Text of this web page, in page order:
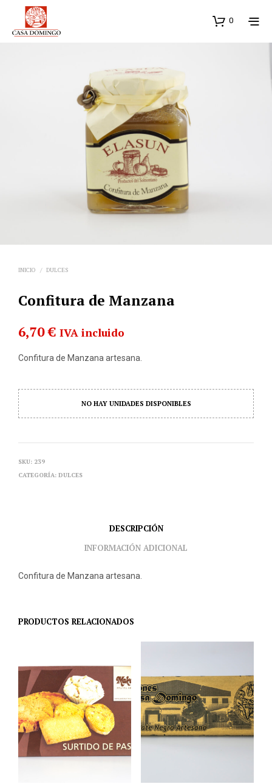
0
INICIO / DULCES
Confitura de Manzana
6,70€ IVA incluido
Confitura de Manzana artesana.
NO HAY UNIDADES DISPONIBLES
SKU: 239
CATEGORÍA: DULCES
DESCRIPCIÓN
INFORMACIÓN ADICIONAL
Confitura de Manzana artesana.
PRODUCTOS RELACIONADOS